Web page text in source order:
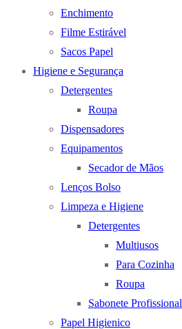
Enchimento
Filme Estirável
Sacos Papel
Higiene e Segurança
Detergentes
Roupa
Dispensadores
Equipamentos
Secador de Mãos
Lenços Bolso
Limpeza e Higiene
Detergentes
Multiusos
Para Cozinha
Roupa
Sabonete Profissional
Papel Higienico